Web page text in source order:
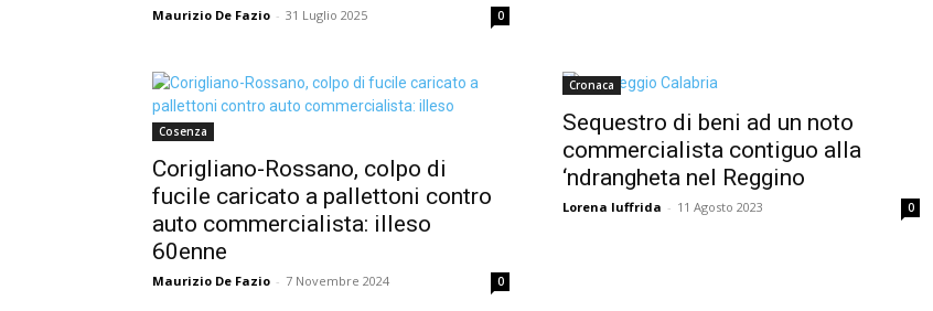
Maurizio De Fazio - 31 Luglio 2025 0
Cosenza
Corigliano-Rossano, colpo di
fucile caricato a pallettoni contro
auto commercialista: illeso
60enne
Maurizio De Fazio - 7 Novembre 2024 0
Cronaca
Sequestro di beni ad un noto
commercialista contiguo alla
‘ndrangheta nel Reggino
Lorena Iuffrida - 11 Agosto 2023 0